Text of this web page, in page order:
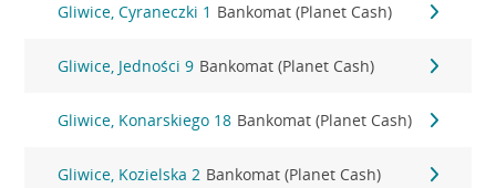
Gliwice, Cyraneczki 1 Bankomat (Planet Cash)
Gliwice, Jedności 9 Bankomat (Planet Cash)
Gliwice, Konarskiego 18 Bankomat (Planet Cash)
Gliwice, Kozielska 2 Bankomat (Planet Cash)